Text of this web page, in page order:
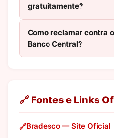
gratuitamente?
Como reclamar contra
Banco Central?
🔗 Fontes e Links
Bradesco — Site Oficial